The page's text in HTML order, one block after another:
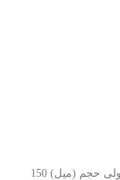
کشور سازنده ایران مناسب برای پوست های معمولی حجم (میل) 150